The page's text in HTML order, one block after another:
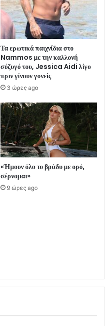
Τα ερωτικά παιχνίδια στο
Nammos με την καλλονή
σύζυγό του, Jessica Aidi λίγο
πριν γίνουν γονείς
3 ώρες ago
«Ήμουν όλο το βράδυ με ορό,
σέρνομαι»
9 ώρες ago